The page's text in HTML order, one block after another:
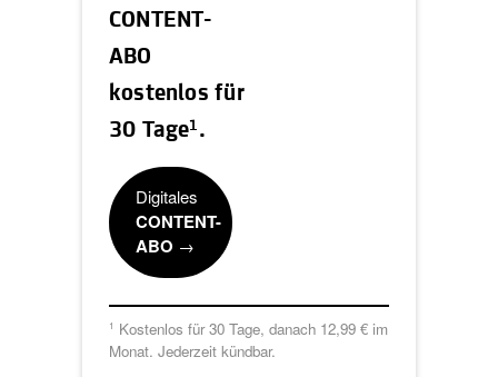
CONTENT-
ABO
kostenlos für
30 Tage1 .
Digitales
CONTENT-
ABO →
1 Kostenlos für 30 Tage, danach 12,99 € im
Monat. Jederzeit kündbar.